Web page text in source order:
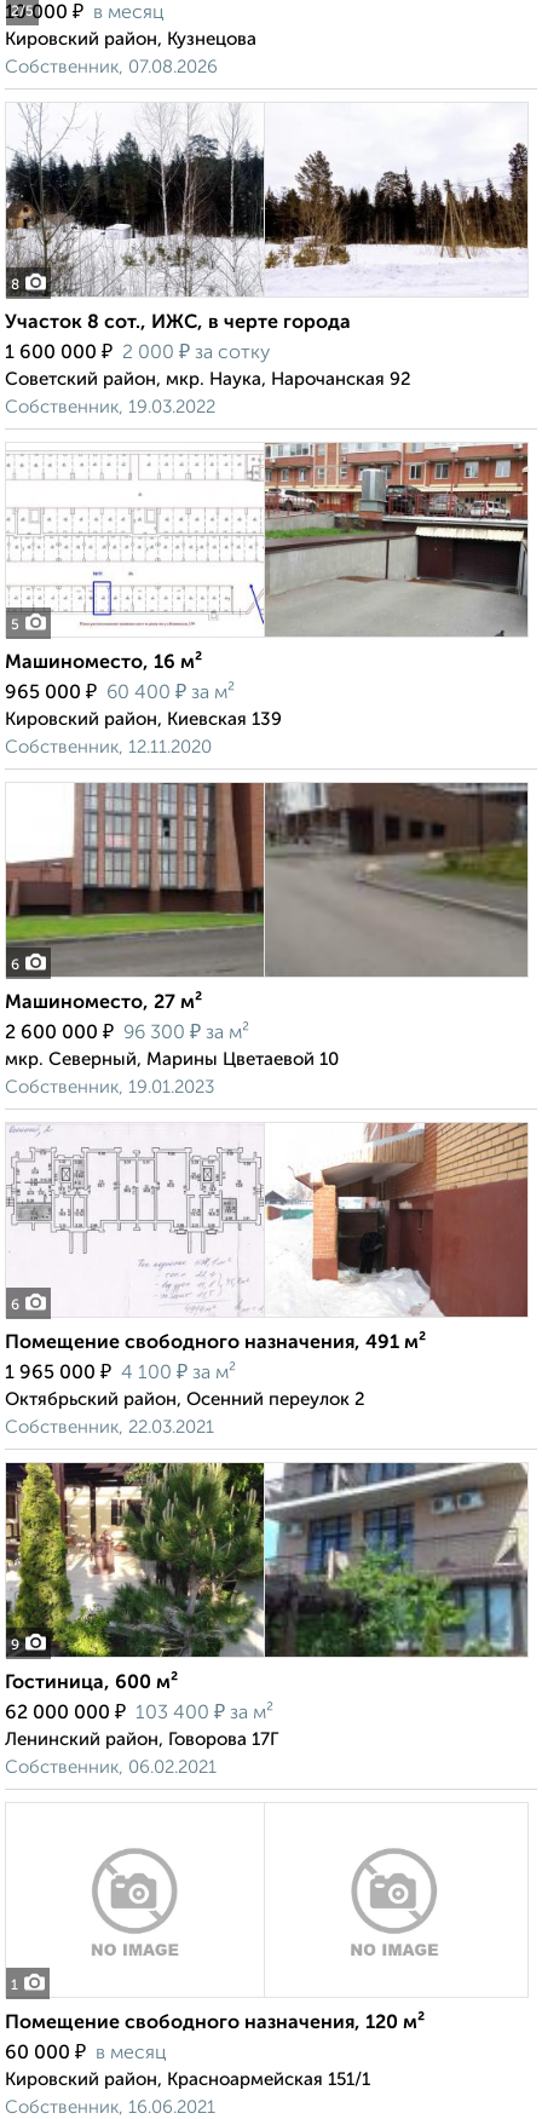
2/5
10 000 ₽ в месяц
Кировский район, Кузнецова
Собственник, 07.08.2026
8
Участок 8 сот., ИЖС, в черте города
1 600 000 ₽ 2 000 ₽ за сотку
Советский район, мкр. Наука, Нарочанская 92
Собственник, 19.03.2022
5
Машиноместо, 16 м²
965 000 ₽ 60 400 ₽ за м²
Кировский район, Киевская 139
Собственник, 12.11.2020
6
Машиноместо, 27 м²
2 600 000 ₽ 96 300 ₽ за м²
мкр. Северный, Марины Цветаевой 10
Собственник, 19.01.2023
6
Помещение свободного назначения, 491 м²
1 965 000 ₽ 4 100 ₽ за м²
Октябрьский район, Осенний переулок 2
Собственник, 22.03.2021
9
Гостиница, 600 м²
62 000 000 ₽ 103 400 ₽ за м²
Ленинский район, Говорова 17Г
Собственник, 06.02.2021
1
Помещение свободного назначения, 120 м²
60 000 ₽ в месяц
Кировский район, Красноармейская 151/1
Собственник, 16.06.2021